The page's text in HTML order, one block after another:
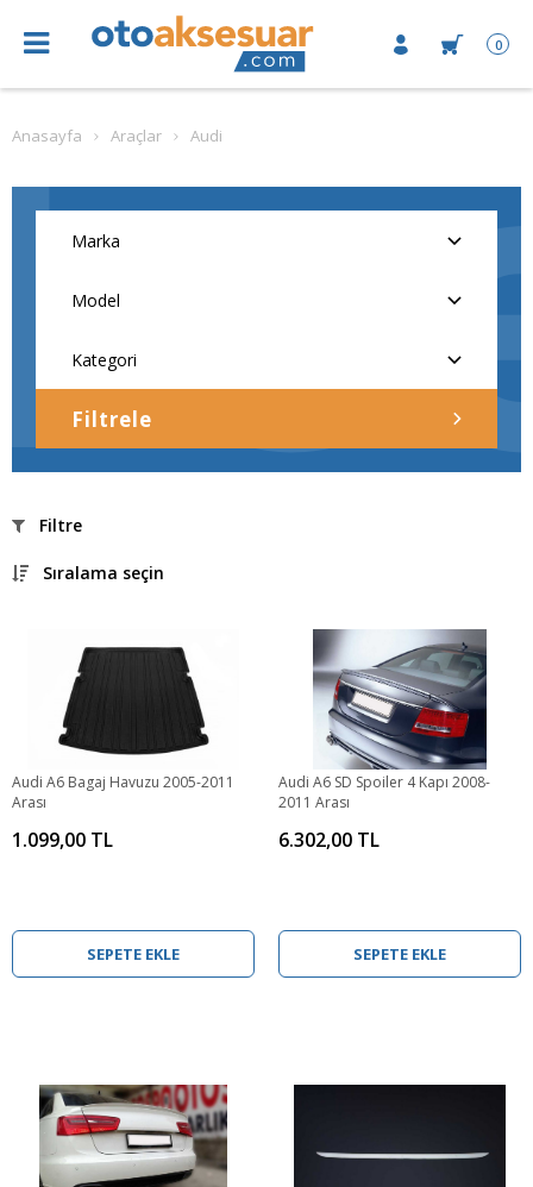
0
Anasayfa Araçlar Audi
Filtrele
Filtre
Sıralama seçin
Audi A6 Bagaj Havuzu 2005-2011
Arası
1.099,00 TL
SEPETE EKLE
Audi A6 SD Spoiler 4 Kapı 2008-
2011 Arası
6.302,00 TL
SEPETE EKLE